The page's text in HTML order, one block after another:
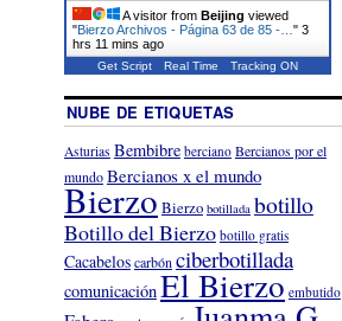
A visitor from Beijing viewed
"Bierzo Archivos - Página 63 de 85 -… " 3
hrs 11 mins ago
Get Script Real Time Tracking ON
NUBE DE ETIQUETAS
Asturias Bembibre berciano Bercianos por el
mundoBercianos x el mundo
BierzoBierzo botillada botillo
Botillo del Bierzo botillo gratis
Cacabeloscarbón ciberbotillada
comunicaciónEl Bierzo embutido